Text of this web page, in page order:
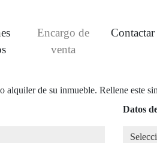
Encargo de
venta
Contactar
alquiler de su inmueble. Rellene este
Datos